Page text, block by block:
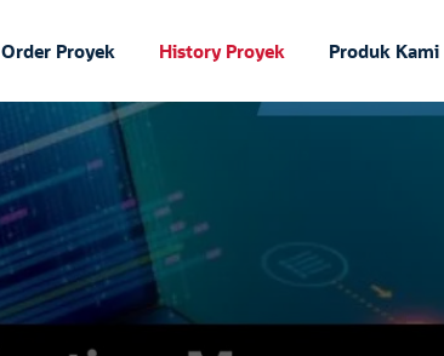
Order Proyek History Proyek Produk Kami